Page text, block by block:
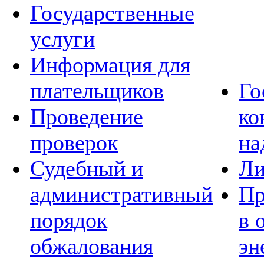
Государственные
услуги
Информация для
плательщиков
Проведение
проверок
Судебный и
административный
порядок
обжалования
в